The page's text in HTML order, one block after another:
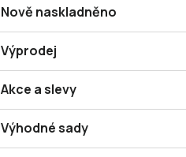
Nově naskladněno
Výprodej
Akce a slevy
Výhodné sady